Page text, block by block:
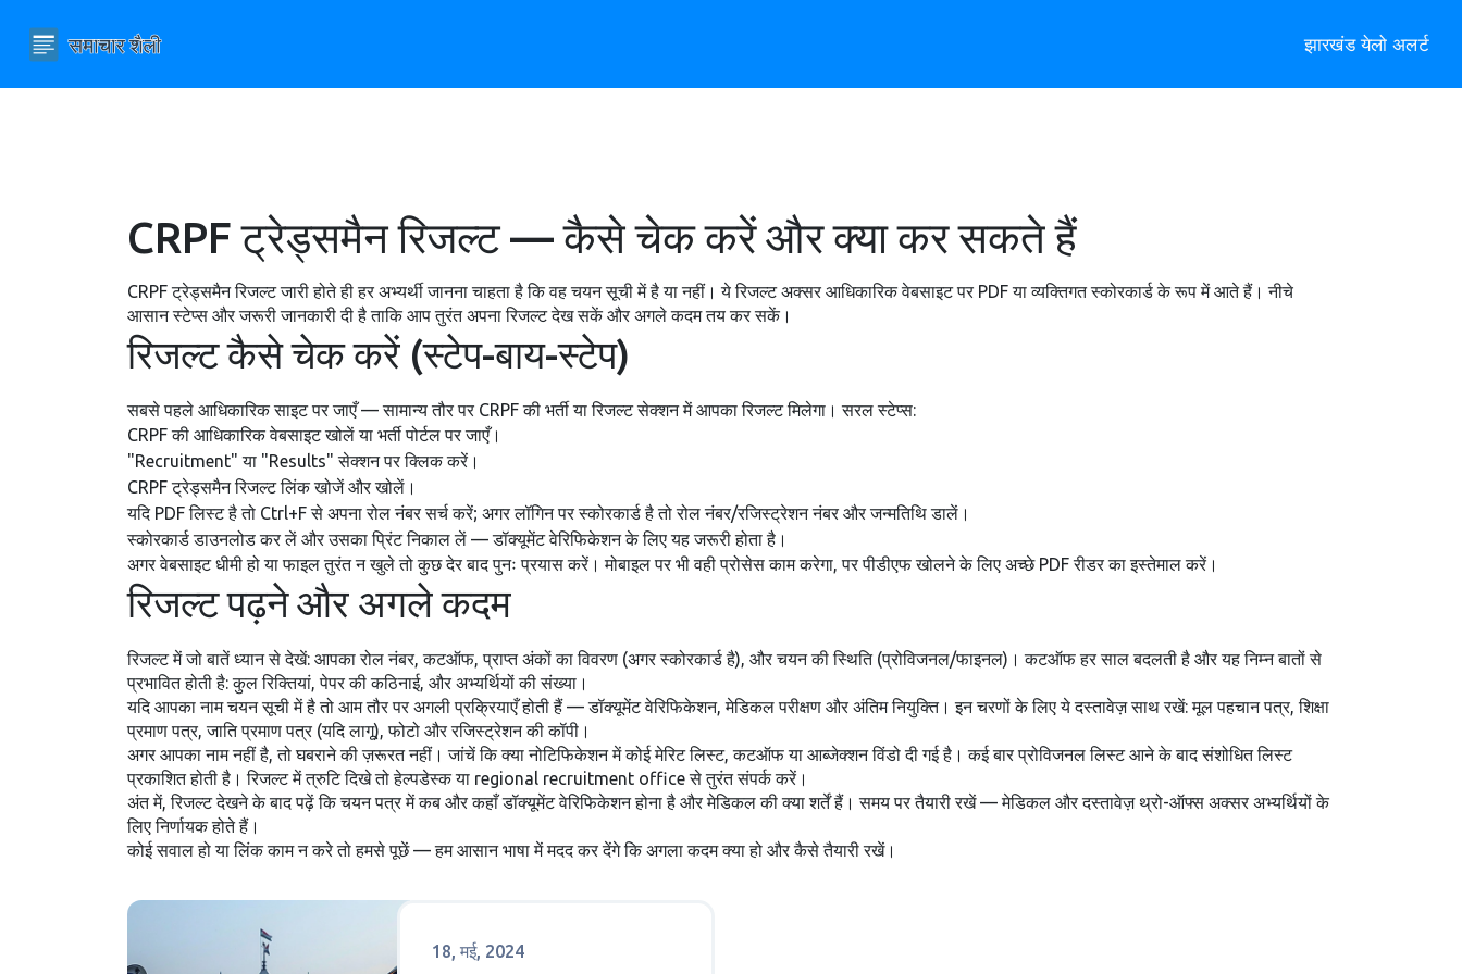
झारखंड येलो अलर्ट
CRPF ट्रेड्समैन रिजल्ट — कैसे चेक करें और क्या कर सकते हैं
CRPF ट्रेड्समैन रिजल्ट जारी होते ही हर अभ्यर्थी जानना चाहता है कि वह चयन सूची में है या नहीं। ये रिजल्ट अक्सर आधिकारिक वेबसाइट पर PDF या व्यक्तिगत स्कोरकार्ड के रूप में आते हैं। नीचे
आसान स्टेप्स और जरूरी जानकारी दी है ताकि आप तुरंत अपना रिजल्ट देख सकें और अगले कदम तय कर सकें।
रिजल्ट कैसे चेक करें (स्टेप-बाय-स्टेप)
सबसे पहले आधिकारिक साइट पर जाएँ — सामान्य तौर पर CRPF की भर्ती या रिजल्ट सेक्शन में आपका रिजल्ट मिलेगा। सरल स्टेप्स:
CRPF की आधिकारिक वेबसाइट खोलें या भर्ती पोर्टल पर जाएँ।
"Recruitment" या "Results" सेक्शन पर क्लिक करें।
CRPF ट्रेड्समैन रिजल्ट लिंक खोजें और खोलें।
यदि PDF लिस्ट है तो Ctrl+F से अपना रोल नंबर सर्च करें; अगर लॉगिन पर स्कोरकार्ड है तो रोल नंबर/रजिस्ट्रेशन नंबर और जन्मतिथि डालें।
स्कोरकार्ड डाउनलोड कर लें और उसका प्रिंट निकाल लें — डॉक्यूमेंट वेरिफिकेशन के लिए यह जरूरी होता है।
अगर वेबसाइट धीमी हो या फाइल तुरंत न खुले तो कुछ देर बाद पुनः प्रयास करें। मोबाइल पर भी वही प्रोसेस काम करेगा, पर पीडीएफ खोलने के लिए अच्छे PDF रीडर का इस्तेमाल करें।
रिजल्ट पढ़ने और अगले कदम
रिजल्ट में जो बातें ध्यान से देखें: आपका रोल नंबर, कटऑफ, प्राप्त अंकों का विवरण (अगर स्कोरकार्ड है), और चयन की स्थिति (प्रोविजनल/फाइनल)। कटऑफ हर साल बदलती है और यह निम्न बातों से
प्रभावित होती है: कुल रिक्तियां, पेपर की कठिनाई, और अभ्यर्थियों की संख्या।
यदि आपका नाम चयन सूची में है तो आम तौर पर अगली प्रक्रियाएँ होती हैं — डॉक्यूमेंट वेरिफिकेशन, मेडिकल परीक्षण और अंतिम नियुक्ति। इन चरणों के लिए ये दस्तावेज़ साथ रखें: मूल पहचान पत्र, शिक्षा
प्रमाण पत्र, जाति प्रमाण पत्र (यदि लागू), फोटो और रजिस्ट्रेशन की कॉपी।
अगर आपका नाम नहीं है, तो घबराने की ज़रूरत नहीं। जांचें कि क्या नोटिफिकेशन में कोई मेरिट लिस्ट, कटऑफ या आब्जेक्शन विंडो दी गई है। कई बार प्रोविजनल लिस्ट आने के बाद संशोधित लिस्ट
प्रकाशित होती है। रिजल्ट में त्रुटि दिखे तो हेल्पडेस्क या regional recruitment office से तुरंत संपर्क करें।
अंत में, रिजल्ट देखने के बाद पढ़ें कि चयन पत्र में कब और कहाँ डॉक्यूमेंट वेरिफिकेशन होना है और मेडिकल की क्या शर्तें हैं। समय पर तैयारी रखें — मेडिकल और दस्तावेज़ थ्रो-ऑफ्स अक्सर अभ्यर्थियों के
लिए निर्णायक होते हैं।
कोई सवाल हो या लिंक काम न करे तो हमसे पूछें — हम आसान भाषा में मदद कर देंगे कि अगला कदम क्या हो और कैसे तैयारी रखें।
18, मई, 2024